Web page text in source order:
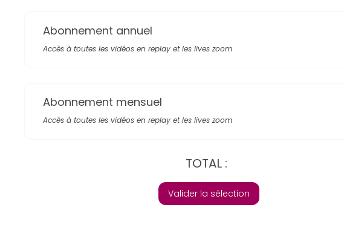
Abonnement annuel
Accès à toutes les vidéos en replay et les lives zoom
Abonnement mensuel
Accès à toutes les vidéos en replay et les lives zoom
TOTAL :
Valider la sélection